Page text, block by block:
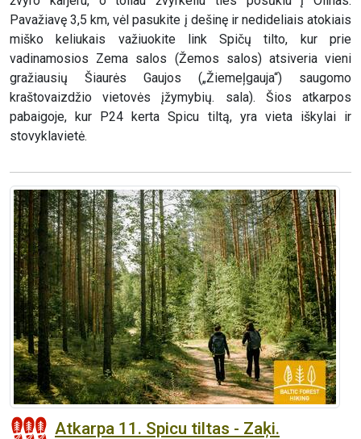
Pavažiavę 3,5 km, vėl pasukite į dešinę ir nedideliais atokiais
miško keliukais važiuokite link Spičų tilto, kur prie
vadinamosios Zema salos (Žemos salos) atsiveria vieni
gražiausių Šiaurės Gaujos („Žiemeļgauja“) saugomo
kraštovaizdžio vietovės įžymybių. sala). Šios atkarpos
pabaigoje, kur P24 kerta Spicu tiltą, yra vieta iškylai ir
stovyklavietė.
Atkarpa 11. Spicu tiltas - Zaķi.